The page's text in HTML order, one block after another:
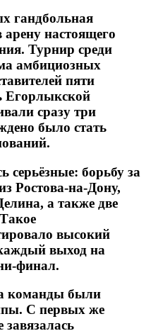
гандбольная
настоящего
Турнир среди
амбициозных
пяти
Егорлыкской
сразу три
было стать
борьбу за
Ростова-на-Дону,
а также две
высокий
выход на
финал.
команды были
С первых же